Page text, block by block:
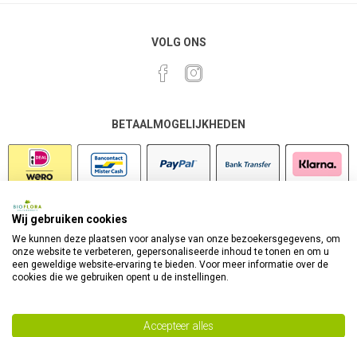
VOLG ONS
BETAALMOGELIJKHEDEN
Wij gebruiken cookies
We kunnen deze plaatsen voor analyse van onze bezoekersgegevens, om
onze website te verbeteren, gepersonaliseerde inhoud te tonen en om u
een geweldige website-ervaring te bieden. Voor meer informatie over de
cookies die we gebruiken opent u de instellingen.
Accepteer alles